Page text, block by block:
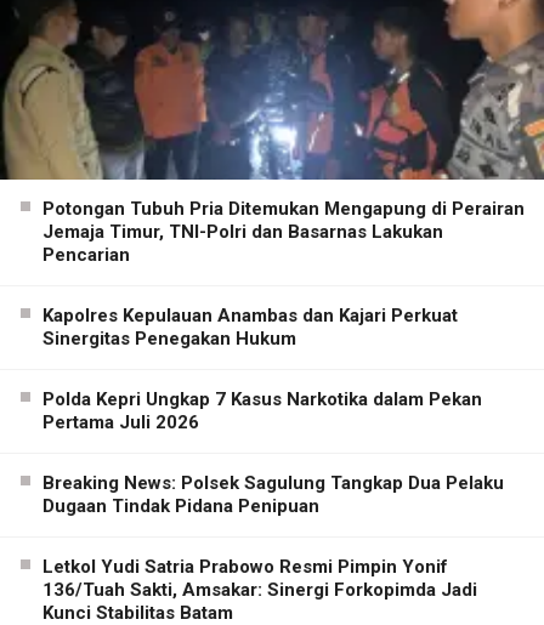
Potongan Tubuh Pria Ditemukan Mengapung di Perairan
Jemaja Timur, TNI-Polri dan Basarnas Lakukan
Pencarian
Kapolres Kepulauan Anambas dan Kajari Perkuat
Sinergitas Penegakan Hukum
Polda Kepri Ungkap 7 Kasus Narkotika dalam Pekan
Pertama Juli 2026
Breaking News: Polsek Sagulung Tangkap Dua Pelaku
Dugaan Tindak Pidana Penipuan
Letkol Yudi Satria Prabowo Resmi Pimpin Yonif
136/Tuah Sakti, Amsakar: Sinergi Forkopimda Jadi
Kunci Stabilitas Batam